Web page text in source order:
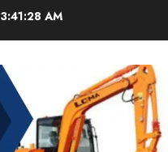
3:41:29 AM